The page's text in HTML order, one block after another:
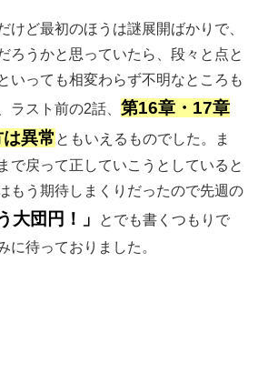
ど最初のほうは謎展開ばかりで、
ろうかと思っていたら、段々と点と
いっても相変わらず不明なところも
ラスト前の2話、 第16章・17章
異常ともいえるものでした。ま
で戻って正していこうとしていると
もう期待しまくりだったので先週の
大団円！」
とでも書くつもりで
に待っておりました。